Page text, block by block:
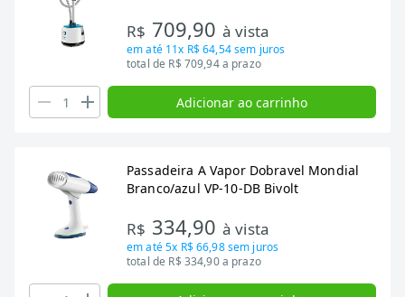
R$ 709,90 à vista
em até 11x R$ 64,54sem juros
total de R$ 709,94 a prazo
Adicionar ao carrinho
Passadeira A Vapor Dobravel Mondial
Branco/azul VP-10-DB Bivolt
R$ 334,90 à vista
em até5x R$ 66,98sem juros
total de R$ 334,90 a prazo